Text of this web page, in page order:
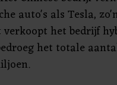
auto's als Tesla,
het bedrijf
het totale